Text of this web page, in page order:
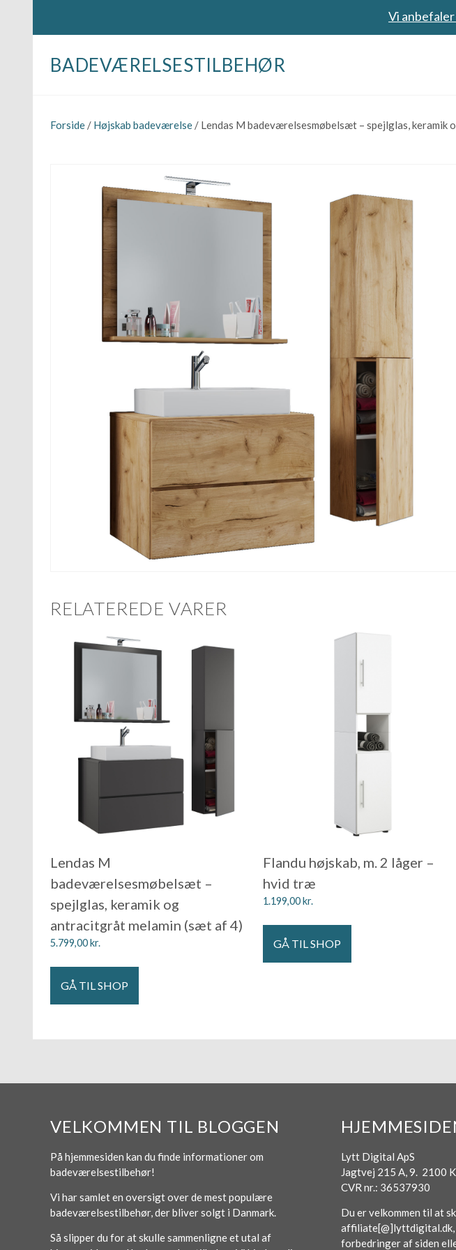
Vi
BADEVÆRELSESTILBEHØR
Forside / Højskab badeværelse / Lendas M badeværelsesmøbelsæt – spejlglas, keramik
RELATEREDE VARER
Lendas M
badeværelsesmøbelsæt –
spejlglas, keramik og
antracitgråt melamin (sæt af 4)
5.799,00kr.
GÅ TIL SHOP
Flandu højskab, m. 2 låger –
hvid træ
1.199,00kr.
GÅ TIL SHOP
VELKOMMEN TIL BLOGGEN
På hjemmesiden kan du finde informationer om
badeværelsestilbehør!
Vi har samlet en oversigt over de mest populære
badeværelsestilbehør, der bliver solgt i Danmark.
Så slipper du for at skulle sammenligne et utal af
Lytt Digital ApS
Jagtvej 215 A, 9. 2100
CVR nr.: 36537930
Du er velkommen til at
affiliate[@]lyttdigital.dk,
forbedringer af siden